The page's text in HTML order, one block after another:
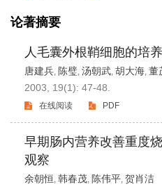
论著摘要
人毛囊外根鞘细胞的培养
唐建兵, 陈璧, 汤朝武, 胡大海, 董
2003, 19(1): 47-48.
在线阅读 PDF
早期肠内营养改善重度
观察
余朝恒, 韩春茂, 陈伟平, 贺肖洁